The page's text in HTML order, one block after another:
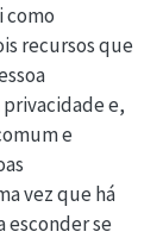
como
recursos que
e,
e
vez que há
esconder se